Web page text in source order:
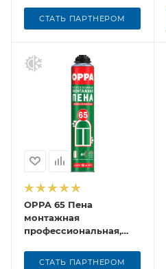
СТАТЬ ПАРТНЕРОМ
OPPA 65 Пена
монтажная
профессиональная,
СТАТЬ ПАРТНЕРОМ